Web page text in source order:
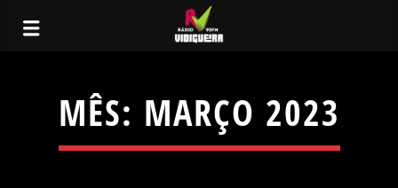
MÊS: MARÇO 2023